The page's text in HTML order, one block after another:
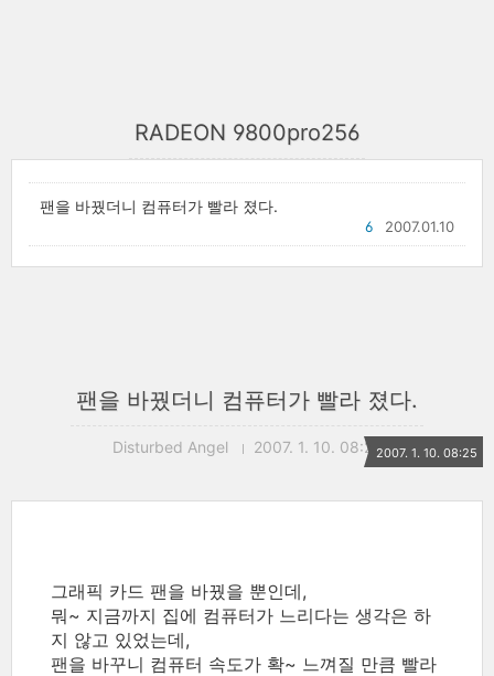
RADEON 9800pro256
팬을 바꿨더니 컴퓨터가 빨라 졌다.
2007.01.10
6
팬을 바꿨더니 컴퓨터가 빨라 졌다.
Disturbed Angel 2007. 1. 10. 08:252007. 1. 10. 08:25
그래픽 카드 팬을 바꿨을 뿐인데,
뭐~ 지금까지 집에 컴퓨터가 느리다는 생각은 하
지 않고 있었는데,
팬을 바꾸니 컴퓨터 속도가 확~ 느껴질 만큼 빨라